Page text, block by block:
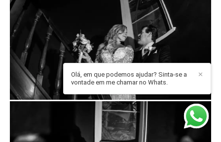
✕
Olá, em que podemos ajudar? Sinta-se a
vontade em me chamar no Whats.